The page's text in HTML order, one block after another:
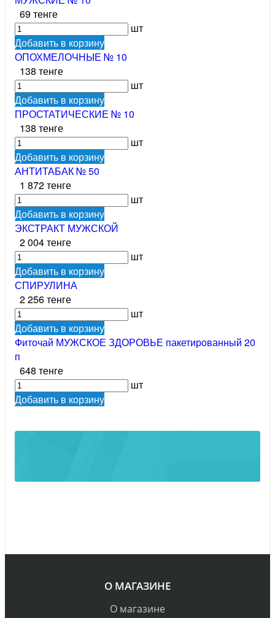
69 тенге
шт
Добавить в корзину
ОПОХМЕЛОЧНЫЕ № 10
138 тенге
шт
Добавить в корзину
ПРОСТАТИЧЕСКИЕ № 10
138 тенге
шт
Добавить в корзину
АНТИТАБАК № 50
1 872 тенге
шт
Добавить в корзину
ЭКСТРАКТ МУЖСКОЙ
2 004 тенге
шт
Добавить в корзину
СПИРУЛИНА
2 256 тенге
шт
Добавить в корзину
Фиточай МУЖСКОЕ ЗДОРОВЬЕ пакетированный 20
п
648 тенге
шт
Добавить в корзину
О МАГАЗИНЕ
О магазине